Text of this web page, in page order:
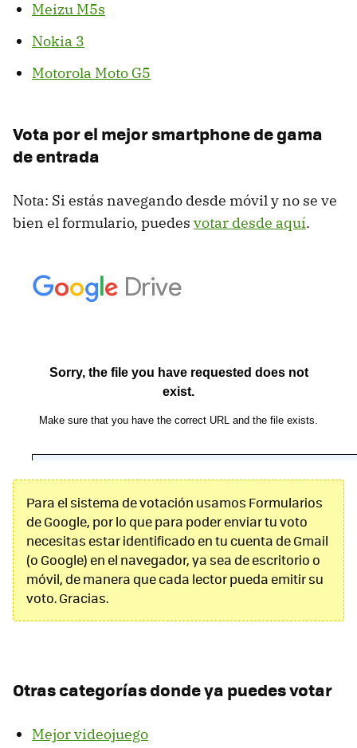
Meizu M5s
Nokia 3
Motorola Moto G5
Vota por el mejor smartphone de gama
de entrada
Nota: Si estás navegando desde móvil y no se ve
bien el formulario, puedes votar desde aquí.
Para el sistema de votación usamos Formularios
de Google, por lo que para poder enviar tu voto
necesitas estar identificado en tu cuenta de Gmail
(o Google) en el navegador, ya sea de escritorio o
móvil, de manera que cada lector pueda emitir su
voto. Gracias.
Otras categorías donde ya puedes votar
Mejor videojuego